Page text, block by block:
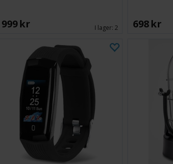
999 SEK I lager: 2 698 SEK